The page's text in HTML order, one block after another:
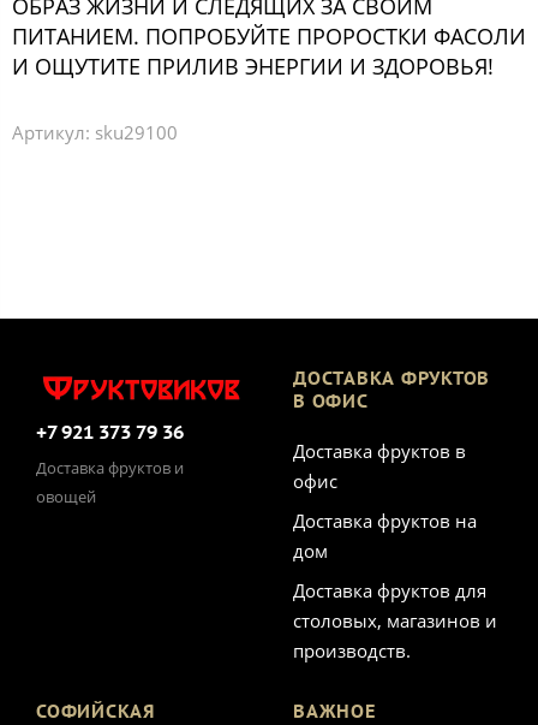
ОБРАЗ ЖИЗНИ И СЛЕДЯЩИХ ЗА СВОИМ
ПИТАНИЕМ. ПОПРОБУЙТЕ ПРОРОСТКИ ФАСОЛИ
И ОЩУТИТЕ ПРИЛИВ ЭНЕРГИИ И ЗДОРОВЬЯ!
Артикул: sku29100
+7 921 373 79 36
Доставка фруктов и
овощей
ДОСТАВКА ФРУКТОВ
В ОФИС
Доставка фруктов в
офис
Доставка фруктов на
дом
Доставка фруктов для
столовых, магазинов и
производств.
СОФИЙСКАЯ
ВАЖНОЕ